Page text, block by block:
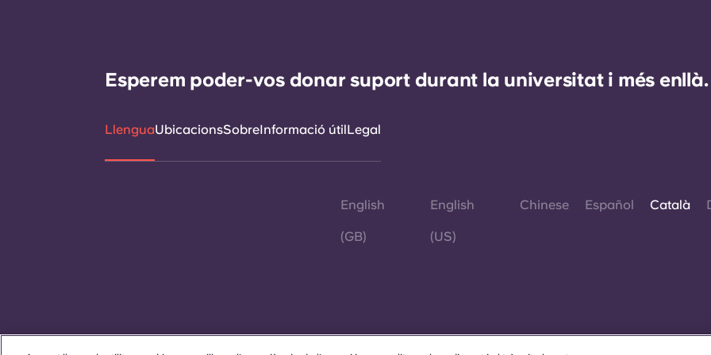
Esperem poder-vos donar suport durant la universitat i més enllà.
LlenguaUbicacionsSobreInformació útilLegal
English
(GB)
English
(US)
Chinese Español Català